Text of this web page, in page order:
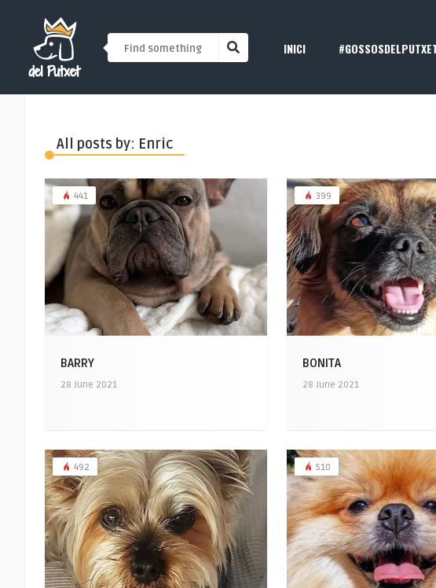
INICI
All posts by: Enric
441
BARRY
28 June 2021
399
BONITA
28 June 2021
492 510